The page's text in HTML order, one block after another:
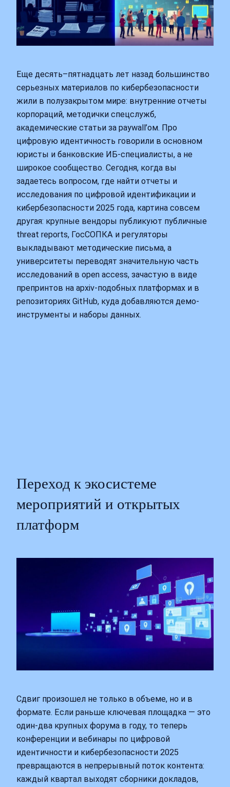
Еще десять–пятнадцать лет назад большинство
серьезных материалов по кибербезопасности
жили в полузакрытом мире: внутренние отчеты
корпораций, методички спецслужб,
академические статьи за paywall’ом. Про
цифровую идентичность говорили в основном
юристы и банковские ИБ-специалисты, а не
широкое сообщество. Сегодня, когда вы
задаетесь вопросом, где найти отчеты и
исследования по цифровой идентификации и
кибербезопасности 2025 года, картина совсем
другая: крупные вендоры публикуют публичные
threat reports, ГосСОПКА и регуляторы
выкладывают методические письма, а
университеты переводят значительную часть
исследований в open access, зачастую в виде
препринтов на арxiv‑подобных платформах и в
репозиториях GitHub, куда добавляются демо-
инструменты и наборы данных.
Переход к экосистеме
мероприятий и открытых
платформ
Сдвиг произошел не только в объеме, но и в
формате. Если раньше ключевая площадка — это
один‑два крупных форума в году, то теперь
конференции и вебинары по цифровой
идентичности и кибербезопасности 2025
превращаются в непрерывный поток контента:
каждый квартал выходят сборники докладов,